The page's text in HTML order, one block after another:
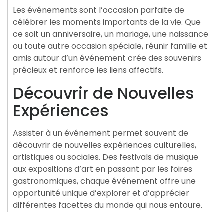
Les événements sont l’occasion parfaite de
célébrer les moments importants de la vie. Que
ce soit un anniversaire, un mariage, une naissance
ou toute autre occasion spéciale, réunir famille et
amis autour d’un événement crée des souvenirs
précieux et renforce les liens affectifs.
Découvrir de Nouvelles
Expériences
Assister à un événement permet souvent de
découvrir de nouvelles expériences culturelles,
artistiques ou sociales. Des festivals de musique
aux expositions d’art en passant par les foires
gastronomiques, chaque événement offre une
opportunité unique d’explorer et d’apprécier
différentes facettes du monde qui nous entoure.